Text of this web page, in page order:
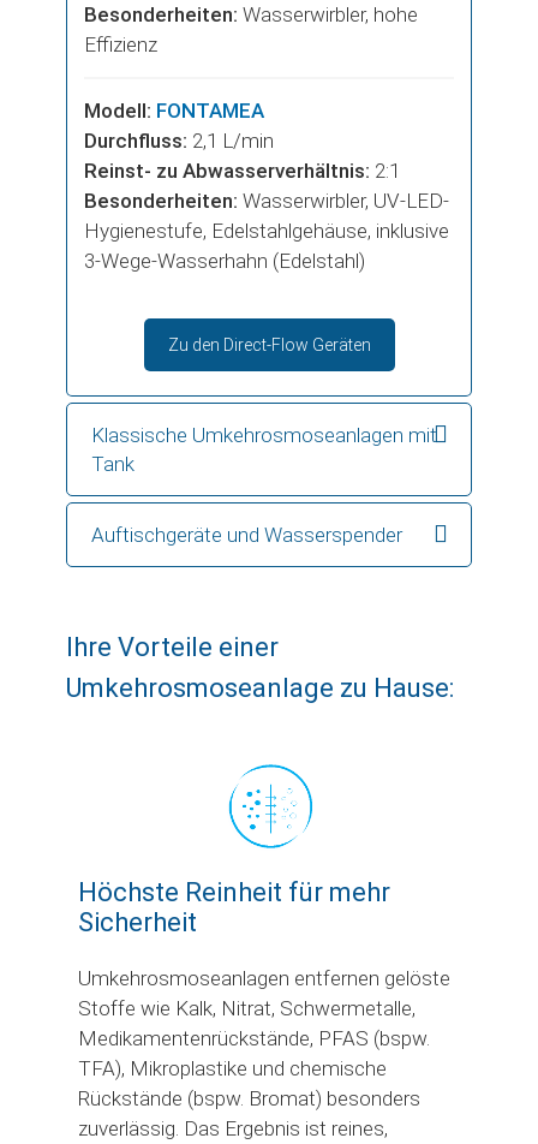
Besonderheiten: Wasserwirbler, hohe
Effizienz
Modell: FONTAMEA
Durchfluss: 2,1 L/min
Reinst- zu Abwasserverhältnis: 2:1
Besonderheiten: Wasserwirbler, UV-LED-
Hygienestufe, Edelstahlgehäuse, inklusive
3-Wege-Wasserhahn (Edelstahl)
Zu den Direct-Flow Geräten
Klassische Umkehrosmoseanlagen mit
Tank
Auftischgeräte und Wasserspender
Ihre Vorteile einer
Umkehrosmoseanlage zu Hause:
Höchste Reinheit für mehr
Sicherheit
Umkehrosmoseanlagen entfernen gelöste
Stoffe wie Kalk, Nitrat, Schwermetalle,
Medikamentenrückstände, PFAS (bspw.
TFA), Mikroplastike und chemische
Rückstände (bspw. Bromat) besonders
zuverlässig. Das Ergebnis ist reines,